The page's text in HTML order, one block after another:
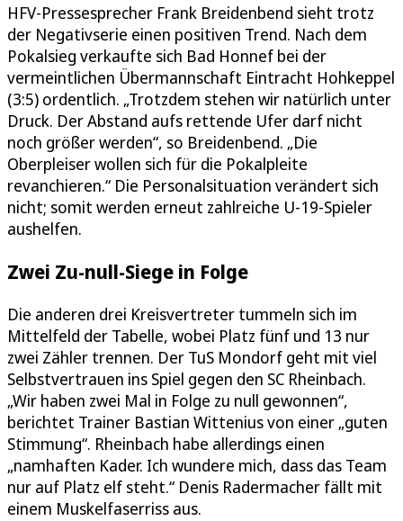
HFV-Pressesprecher Frank Breidenbend sieht trotz
der Negativserie einen positiven Trend. Nach dem
Pokalsieg verkaufte sich Bad Honnef bei der
vermeintlichen Übermannschaft Eintracht Hohkeppel
(3:5) ordentlich. „Trotzdem stehen wir natürlich unter
Druck. Der Abstand aufs rettende Ufer darf nicht
noch größer werden“, so Breidenbend. „Die
Oberpleiser wollen sich für die Pokalpleite
revanchieren.“ Die Personalsituation verändert sich
nicht; somit werden erneut zahlreiche U-19-Spieler
aushelfen.
Zwei Zu-null-Siege in Folge
Die anderen drei Kreisvertreter tummeln sich im
Mittelfeld der Tabelle, wobei Platz fünf und 13 nur
zwei Zähler trennen. Der TuS Mondorf geht mit viel
Selbstvertrauen ins Spiel gegen den SC Rheinbach.
„Wir haben zwei Mal in Folge zu null gewonnen“,
berichtet Trainer Bastian Wittenius von einer „guten
Stimmung“. Rheinbach habe allerdings einen
„namhaften Kader. Ich wundere mich, dass das Team
nur auf Platz elf steht.“ Denis Radermacher fällt mit
einem Muskelfaserriss aus.